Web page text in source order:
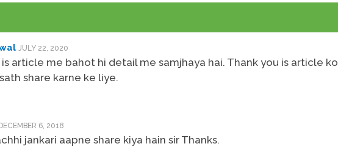
JULY 22, 2020
is article me bahot hi detail me samjhaya hai. Thank you is article ko
share karne ke liye.
6, 2018
jankari aapne share kiya hain sir Thanks.